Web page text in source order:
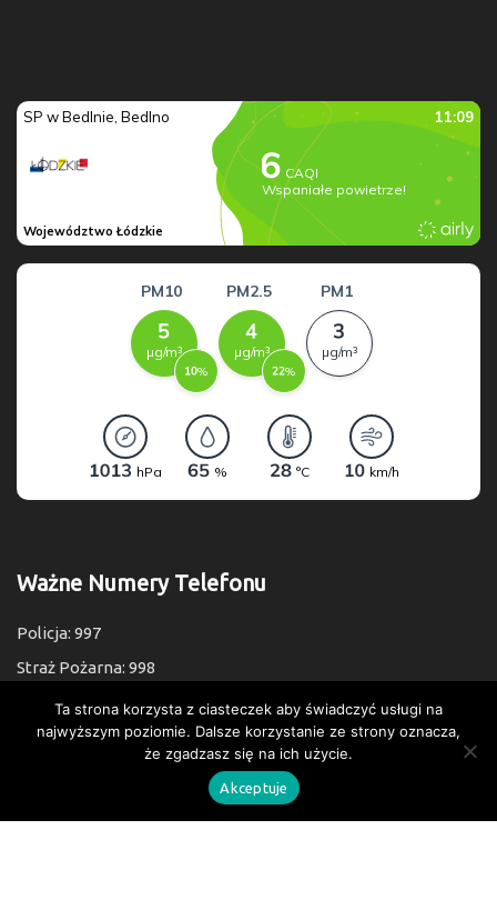
Ważne Numery Telefonu
Policja: 997
Straż Pożarna: 998
Pogotowie: 999
Numer Alarmowy: 112
Ta strona korzysta z ciasteczek aby świadczyć usługi na
najwyższym poziomie. Dalsze korzystanie ze strony oznacza,
że zgadzasz się na ich użycie.
Akceptuje